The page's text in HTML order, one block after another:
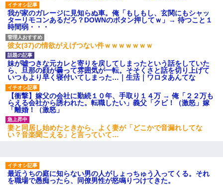
我が家のガレージに見知らぬ車。俺「もしもし、玄関にもシャッ
ターリモコンあるだろ？DOWNのボタン押してｗ」→ 待つこと１
時間弱・・・
彼女(37)の情欲がえげつない件ｗｗｗｗｗｗｗ
妹が嘘つきな元カレと寄りを戻してしまったという話をしていた
ら、旦那の顔が曇って雰囲気が一転。そそくさと話を切り上げて
いつもより早く寝付いてしまった…｜生活｜ワロタあんてな
【衝撃】嫁父の会社に勤続１０年、手取り１４万 → 俺「２２万も
らえる会社から誘われた。転職したい」義父「クビ！（激怒」嫁
「離婚！（激怒」
妻と同居し始めたときから、よく妻が「どこかで音漏れしてな
い？音楽聞こえる」と言っていて…
最近うちの庭に知らない男の人がしょっちゅう入ってくる。それ
を職場で愚痴ったら、同僚男性が怒鳴りつけてきた。